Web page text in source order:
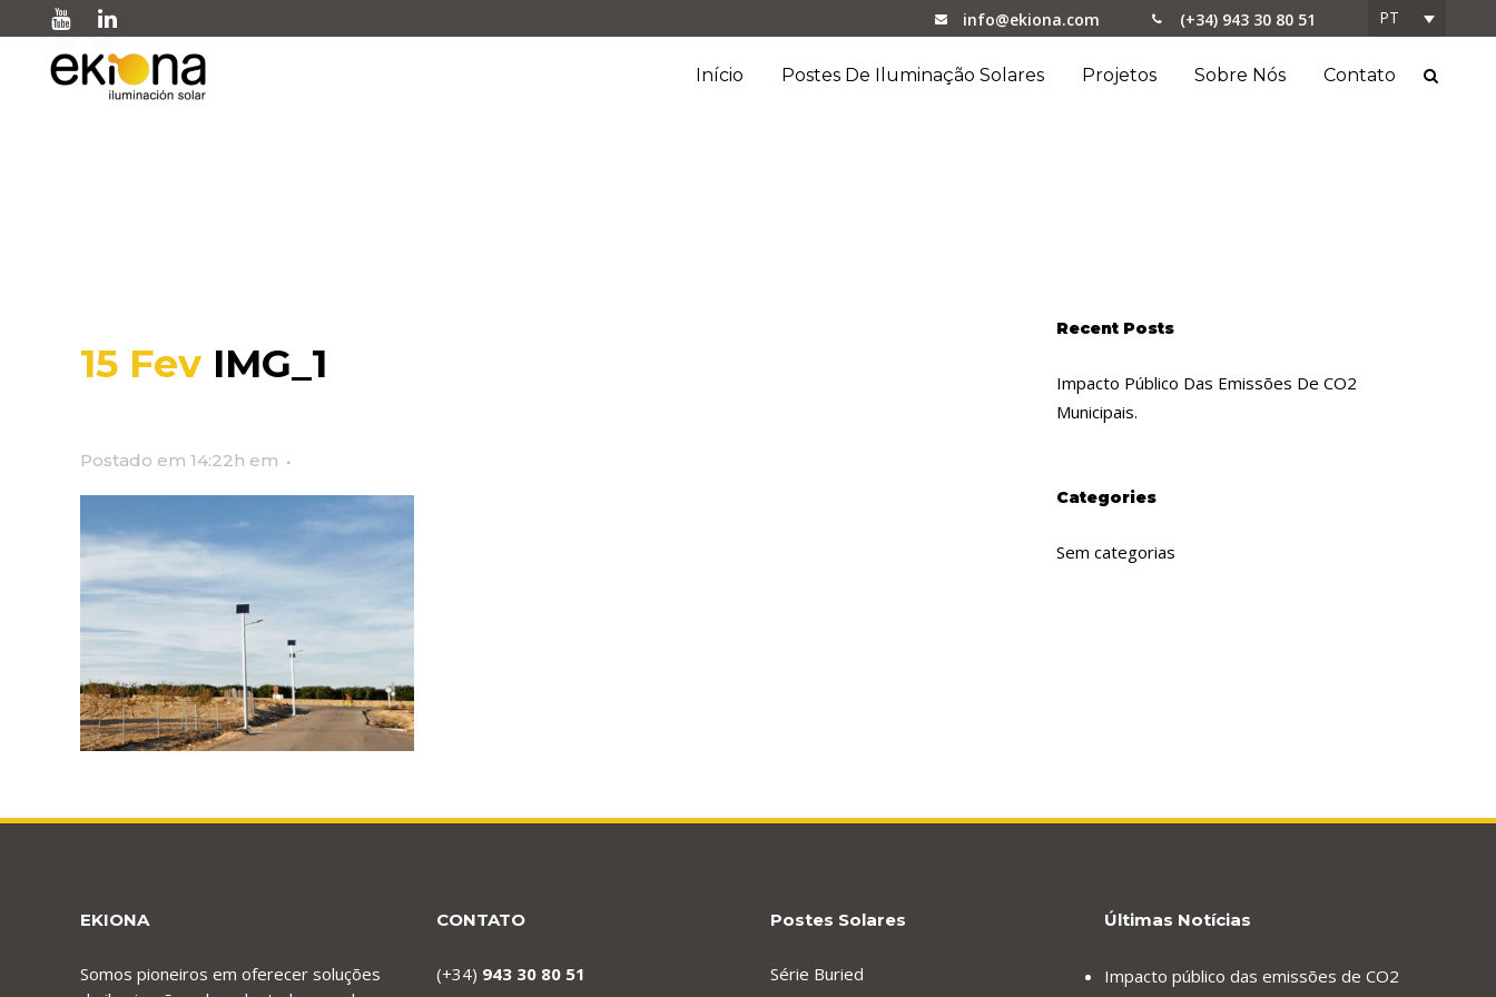
info@ekiona.com (+34) 943 30 80 51 PT
Início Postes De Iluminação Solares Projetos Sobre Nós Contato
15 Fev IMG_1
Postado em 14:22h em
Recent Posts
Impacto Público Das Emissões De CO2
Municipais.
Categories
Sem categorias
EKIONA
Somos pioneiros em oferecer soluções
CONTATO
(+34) 943 30 80 51
Postes Solares
Série Buried
Últimas Notícias
Impacto público das emissões de CO2